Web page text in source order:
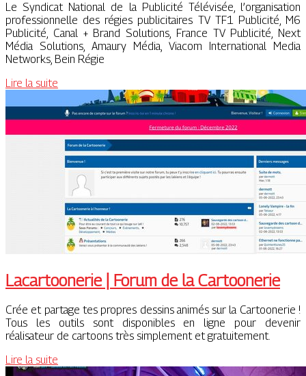
Le Syndicat National de la Publicité Télévisée, l’organisation
professionnelle des régies publicitaires TV TF1 Publicité, M6
Publicité, Canal + Brand Solutions, France TV Publicité, Next
Média Solutions, Amaury Média, Viacom International Media
Networks, Bein Régie
Lire la suite
Lacar­toone­rie | Forum de la Cartoonerie
Crée et partage tes propres dessins animés sur la Cartoonerie !
Tous les outils sont disponibles en ligne pour devenir
réalisateur de cartoons très simplement et gratuitement.
Lire la suite